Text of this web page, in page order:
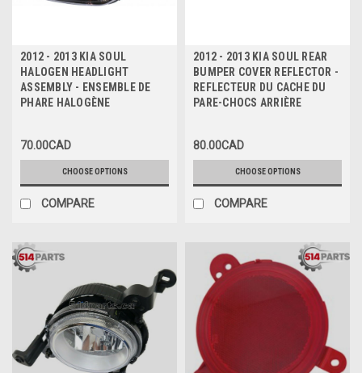
2012 - 2013 KIA SOUL
HALOGEN HEADLIGHT
ASSEMBLY - ENSEMBLE DE
PHARE HALOGÈNE
70.00CAD
CHOOSE OPTIONS
COMPARE
2012 - 2013 KIA SOUL REAR
BUMPER COVER REFLECTOR -
REFLECTEUR DU CACHE DU
PARE-CHOCS ARRIÈRE
80.00CAD
CHOOSE OPTIONS
COMPARE